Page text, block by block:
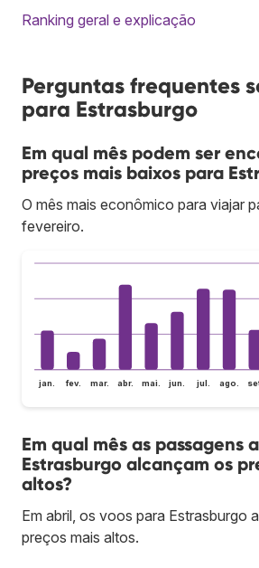
Ranking geral e explicação
Perguntas frequentes
para Estrasburgo
Em qual mês podem ser
preços mais baixos para
O mês mais econômico para viajar
fevereiro.
jan. fev. mar. abr. mai. jun. jul. ago.
Em qual mês as passagens
Estrasburgo alcançam os
altos?
Em abril, os voos para Estrasburgo
preços mais altos.